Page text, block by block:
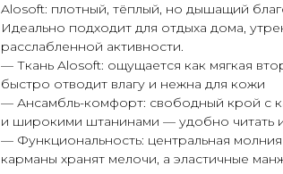
Alosoft: плотный, тёплый, но дышащий
Идеально подходит для отдыха дома,
расслабленной активности.
— Ткань Alosoft: ощущается как мягкая
быстро отводит влагу и нежна для кожи
— Ансамбль-комфорт: свободный крой с
и широкими штанинами — удобно читать и
— Функциональность: центральная
карманы хранят мелочи, а эластичные